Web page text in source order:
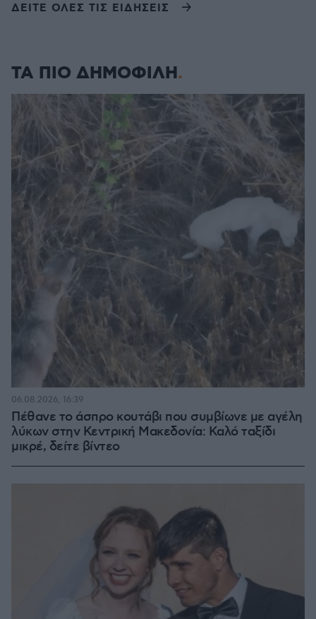
ΔΕΙΤΕ ΟΛΕΣ ΤΙΣ ΕΙΔΗΣΕΙΣ
ΤΑ ΠΙΟ ΔΗΜΟΦΙΛΗ
Πέθανε το άσπρο κουτάβι που συμβίωνε με αγέλη
λύκων στην Κεντρική Μακεδονία: Καλό ταξίδι
μικρέ, δείτε βίντεο
06.08.2026, 16:39